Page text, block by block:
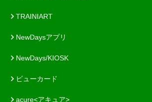
TRAINIART
NewDaysアプリ
NewDays/KIOSK
ビューカード
acure<アキュア>